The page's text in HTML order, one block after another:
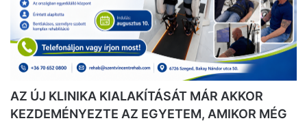
AZ ÚJ KLINIKA KIALAKÍTÁSÁT MÁR AKKOR
KEZDEMÉNYEZTE AZ EGYETEM, AMIKOR MÉG